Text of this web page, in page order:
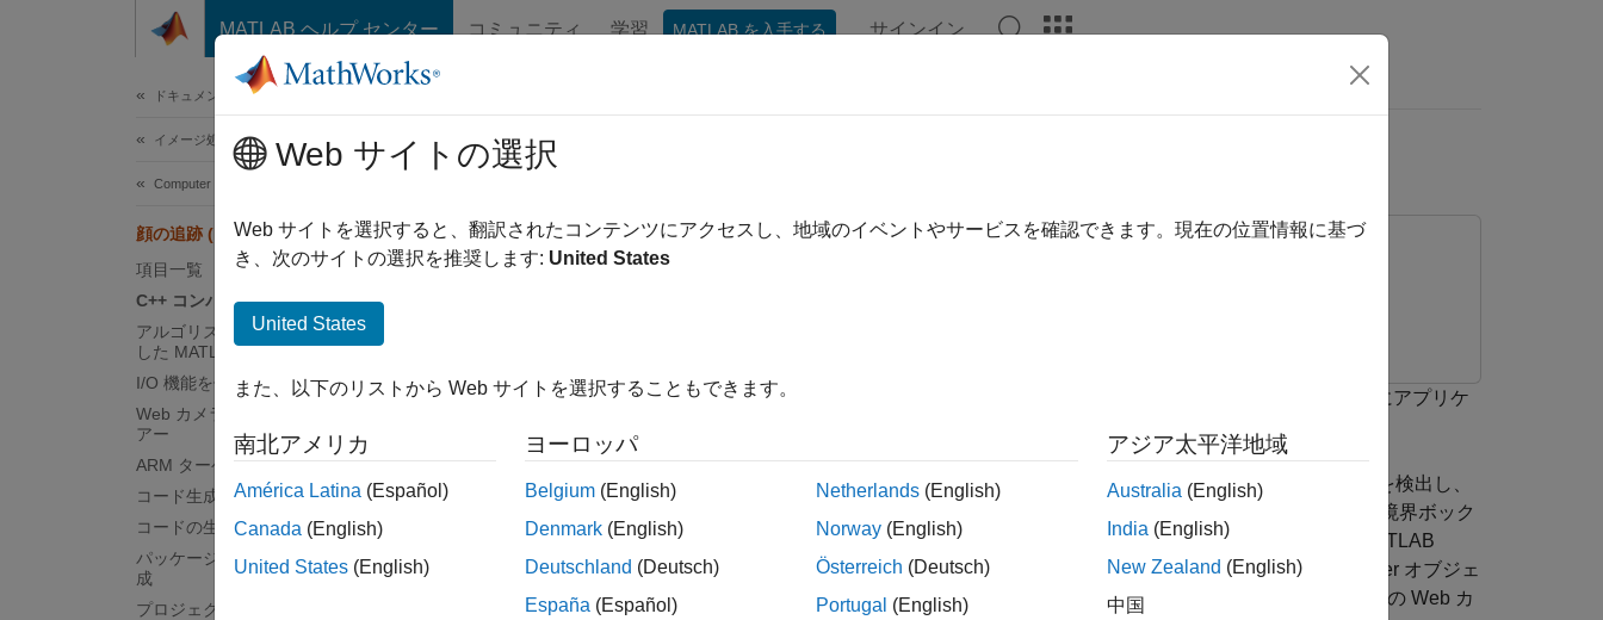
コンテンツへスキップ
MATLAB ヘルプ センター コミュニティ 学習 MATLAB を入手する サインイン
ドキュメンテーションのホーム
イメージ処理とコンピューター ビジョン
Computer Vision Toolbox
顔の追跡 (Raspberry Pi2)
項目一覧
C++ コンパイラの設定
アルゴリズムにおける計算部分を独立
した MATLAB 関数として分割
I/O 機能を使用した main 関数の作成
Web カメラ リーダーとビデオ ビュー
アー
ARM ターゲット用の OpenCV
コード生成引数の構成
コードの生成
パッケージ化された zip ファイルの作
成
プロジェクト フォルダーの作成
顔の追跡 (Raspberry Pi2)
この例では次を使用します。
この例では、MATLAB® Coder™ を使用して MATLAB ファイルから C コードを生成し、ARM ターゲットにアプリケ
ここでは Web カメラからビデオ フレームを読み取ります。Viola-Jones 顔検出アルゴリズムを使用して顔を検出し、
KLT アルゴリズムを使用してライブ ビデオ ストリームで顔を追跡します。最後に、追跡される顔の周りに境界ボック
スと一連のマーカーが描かれたフレームが表示されます。MATLAB ホストでのシミュレーションには、'MATLAB
Support Package for USB Webcams' の関数 webcam と、Computer Vision System Toolbox™ の VideoPlayer オブジェ
クトが使用されます。これらの 2 つの機能では ARM ターゲットがサポートされないため、OpenCV ベースの Web カ
Web サイトの選択
Web サイトを選択すると、翻訳されたコンテンツにアクセスし、地域のイベントやサービスを確認できます。現在の位置情報に基づ
き、次のサイトの選択を推奨します: United States
United States
また、以下のリストから Web サイトを選択することもできます。
南北アメリカ
América Latina (Español)
Canada (English)
United States (English)
ヨーロッパ
Belgium (English)
Denmark (English)
Deutschland (Deutsch)
España (Español)
Netherlands (English)
Norway (English)
Österreich (Deutsch)
Portugal (English)
アジア太平洋地域
Australia (English)
India (English)
New Zealand (English)
中国